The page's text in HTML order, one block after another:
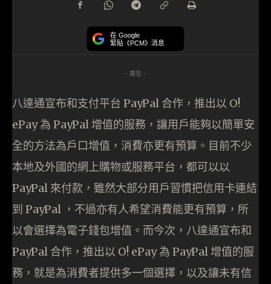
在 Google
緊貼《PCM》消息
- 廣告 -
八達通宣布和支付平台 PayPal 合作，推出以 O!
ePay 為 PayPal 增值的服務，讓用戶能夠以簡單安
全的方法為戶口增值，消費亦更有預算。目前不少
本地及外國的網上購物或服務平台，都可以以
PayPal 來付款，雖然大部分用戶習慣把信用卡連結
到 PayPal ，不過亦有人希望消費能更有預算，所
以會選擇為電子錢包增值。而今次，八達通宣布和
PayPal 合作，推出以 O! ePay 為 PayPal 增值的服
務，就是為消費者提供多一個選擇，以及讓未有信